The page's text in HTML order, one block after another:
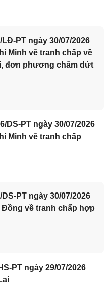
LĐ-PT ngày 30/07/2026
Minh về tranh chấp về
đơn phương chấm dứt
DS-PT ngày 30/07/2026
Minh về tranh chấp
PT ngày 30/07/2026
Đồng về tranh chấp hợp
PT ngày 29/07/2026